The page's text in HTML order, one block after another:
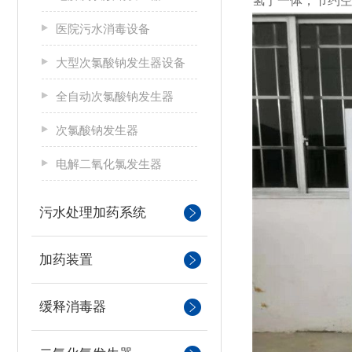
医院污水消毒设备
大型次氯酸钠发生器设备
全自动次氯酸钠发生器
次氯酸钠发生器
电解二氧化氯发生器
污水处理加药系统
加药装置
缓释消毒器